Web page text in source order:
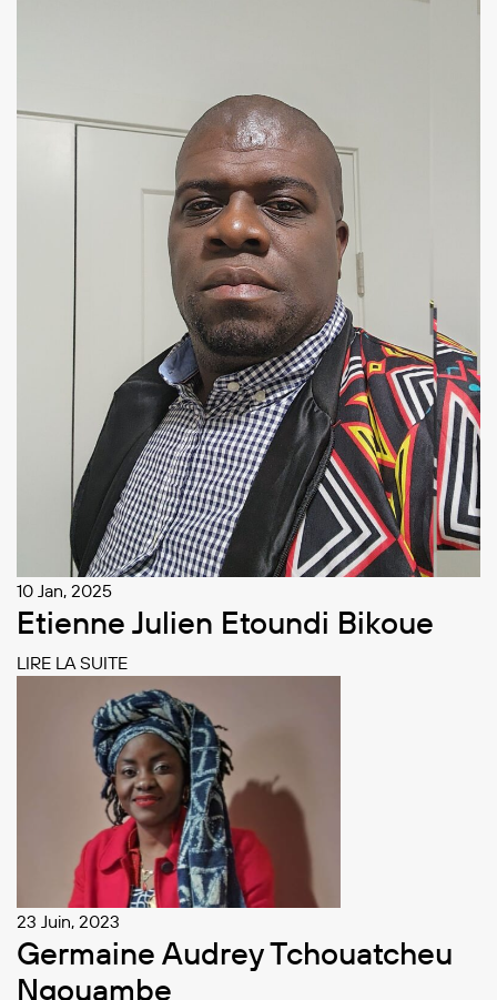
10 Jan, 2025
Etienne Julien Etoundi Bikoue
LIRE LA SUITE
23 Juin, 2023
Germaine Audrey Tchouatcheu
Ngouambe